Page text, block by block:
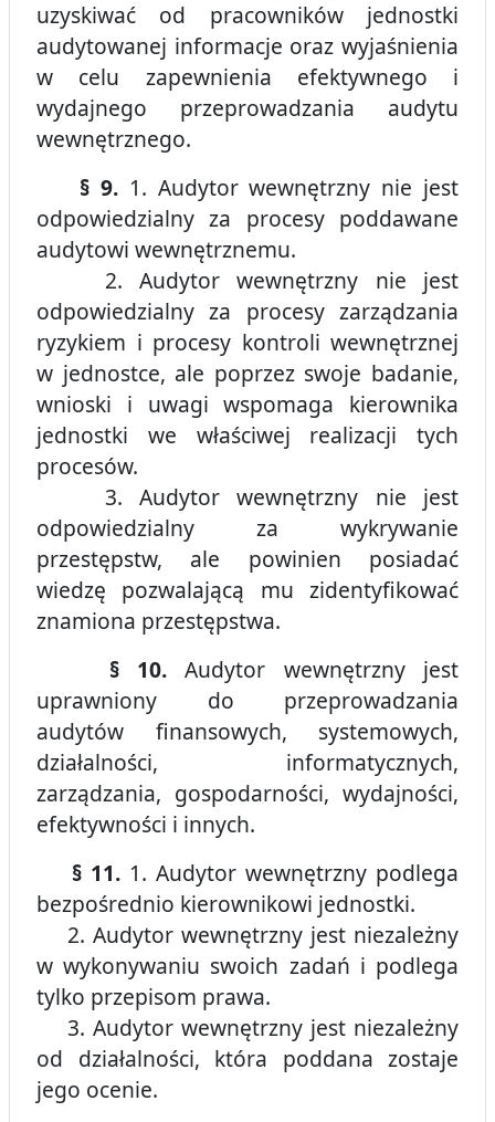
uzyskiwać od pracowników jednostki
audytowanej informacje oraz wyjaśnienia
w celu zapewnienia efektywnego i
wydajnego przeprowadzania audytu
wewnętrznego.
§ 9. 1. Audytor wewnętrzny nie jest
odpowiedzialny za procesy poddawane
audytowi wewnętrznemu.
2. Audytor wewnętrzny nie jest
odpowiedzialny za procesy zarządzania
ryzykiem i procesy kontroli wewnętrznej
w jednostce, ale poprzez swoje badanie,
wnioski i uwagi wspomaga kierownika
jednostki we właściwej realizacji tych
procesów.
3. Audytor wewnętrzny nie jest
odpowiedzialny za wykrywanie
przestępstw, ale powinien posiadać
wiedzę pozwalającą mu zidentyfikować
znamiona przestępstwa.
§ 10.Audytor wewnętrzny jest
uprawniony do przeprowadzania
audytów finansowych, systemowych,
działalności, informatycznych,
zarządzania, gospodarności, wydajności,
efektywności i innych.
§ 11. 1. Audytor wewnętrzny podlega
bezpośrednio kierownikowi jednostki.
2. Audytor wewnętrzny jest niezależny
w wykonywaniu swoich zadań i podlega
tylko przepisom prawa.
3. Audytor wewnętrzny jest niezależny
od działalności, która poddana zostaje
jego ocenie.